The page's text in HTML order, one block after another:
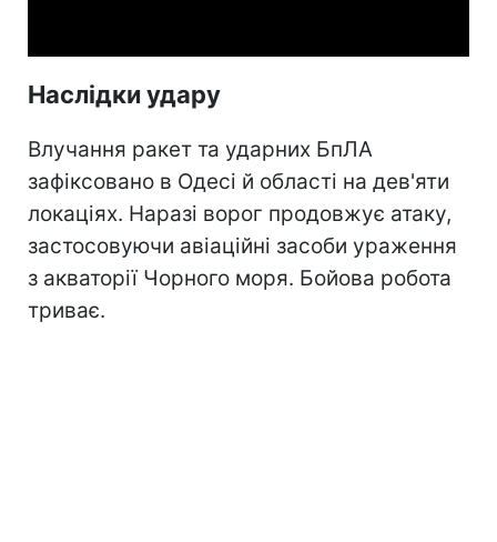
Наслідки удару
Влучання ракет та ударних БпЛА
зафіксовано в Одесі й області на дев'яти
локаціях. Наразі ворог продовжує атаку,
застосовуючи авіаційні засоби ураження
з акваторії Чорного моря. Бойова робота
триває.